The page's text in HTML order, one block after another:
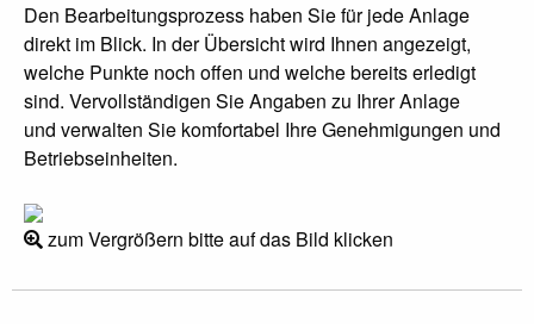
Den Bearbeitungsprozess haben Sie für jede Anlage
direkt im Blick. In der Übersicht wird Ihnen angezeigt,
welche Punkte noch offen und welche bereits erledigt
sind. Vervollständigen Sie Angaben zu Ihrer Anlage
und verwalten Sie komfortabel Ihre Genehmigungen und
Betriebseinheiten.
zum Vergrößern bitte auf das Bild klicken